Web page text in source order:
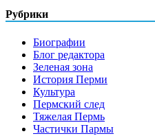
Рубрики
Биографии
Блог редактора
Зеленая зона
История Перми
Культура
Пермский след
Тяжелая Пермь
Частички Пармы